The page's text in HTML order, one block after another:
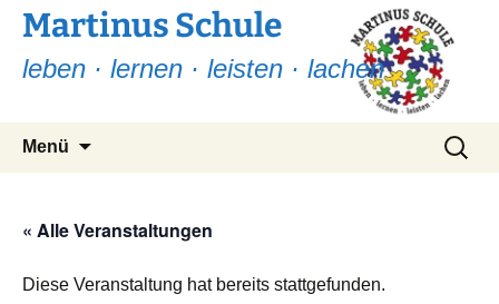
Martinus Schule
leben · lernen · leisten · lachen
Menü
Suchen
nach:
« Alle Veranstaltungen
Diese Veranstaltung hat bereits stattgefunden.